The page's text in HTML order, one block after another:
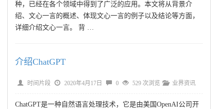
种，已经在各个领域中得到了广泛的应用。本文将从背景介
绍、文心一言的概述、体现文心一言的例子以及结论等方面，
详细介绍文心一言。 背 …
介绍ChatGPT
时间片段 2020年4月17日 0 529 次浏览 业界资讯
ChatGPT是一种自然语言处理技术，它是由美国OpenAI公司开